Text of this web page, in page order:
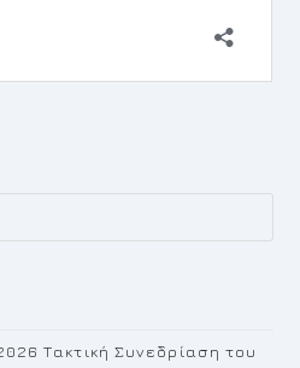
Τακτική Συνεδρίαση του